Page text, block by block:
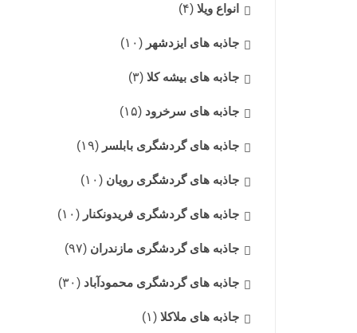
انواع ویلا (۴)
جاذبه های ایزدشهر (۱۰)
جاذبه های بیشه کلا (۳)
جاذبه های سرخرود (۱۵)
جاذبه های گردشگری بابلسر (۱۹)
جاذبه های گردشگری رویان (۱۰)
جاذبه های گردشگری فریدونکنار (۱۰)
جاذبه های گردشگری مازندران (۹۷)
جاذبه های گردشگری محمودآباد (۳۰)
جاذبه های ملاکلا (۱)